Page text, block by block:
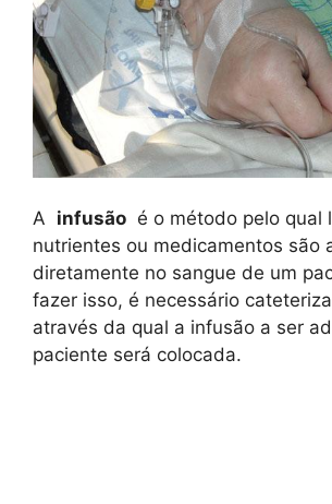
A infusão é o método pelo qual
nutrientes ou medicamentos são
diretamente no sangue de um
fazer isso, é necessário
através da qual a infusão a ser
paciente será colocada.